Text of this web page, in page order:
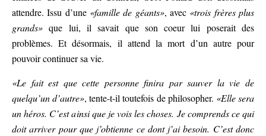
attendre. Issu d’une «famille de géants», avec «trois frères plus
grands» que lui, il savait que son coeur lui poserait des
problèmes. Et désormais, il attend la mort d’un autre pour
pouvoir continuer sa vie.
«Le fait est que cette personne finira par sauver la vie de
quelqu’un d’autre», tente-t-il toutefois de philosopher. «Elle sera
un héros. C’est ainsi que je vois les choses. Je comprends ce qui
doit arriver pour que j’obtienne ce dont j’ai besoin. C’est donc